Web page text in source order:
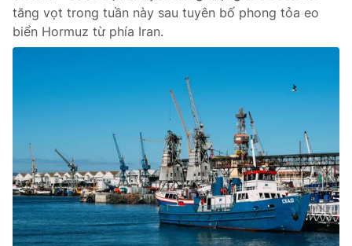
Hậu trường
Nhân vật
Điện ảnh
Đời sống
Chất lượng cuộc sống
Học trực tuyến
Hitech Công nghệ tương lai
Sản phẩm
Thị trường
Giao lưu trực tuyến
Lịch phát sóng
tăng vọt trong tuần này sau tuyên bố phong tỏa eo
biển Hormuz từ phía Iran.